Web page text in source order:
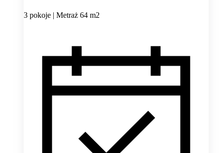
3 pokoje | Metraż 64 m2